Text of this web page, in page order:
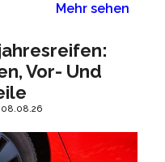
Mehr sehen
Vor- Und